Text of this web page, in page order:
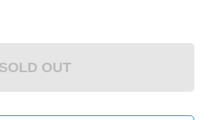
SOLD OUT